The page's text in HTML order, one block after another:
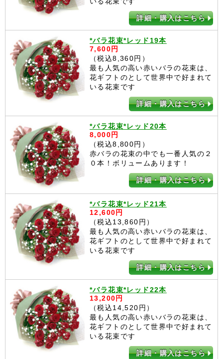
詳細・購入はこちら
*バラ花束*レッド19本
7,600円
（税込8,360円）
最も人気の高い赤いバラの花束は、
花ギフトのとして世界中で好まれて
いる花束です
詳細・購入はこちら
*バラ花束*レッド20本
8,000円
（税込8,800円）
赤バラの花束の中でも一番人気の２
０本！ボリュームあります！
詳細・購入はこちら
*バラ花束*レッド21本
12,600円
（税込13,860円）
最も人気の高い赤いバラの花束は、
花ギフトのとして世界中で好まれて
いる花束です
詳細・購入はこちら
*バラ花束*レッド22本
13,200円
（税込14,520円）
最も人気の高い赤いバラの花束は、
花ギフトのとして世界中で好まれて
いる花束です
詳細・購入はこちら